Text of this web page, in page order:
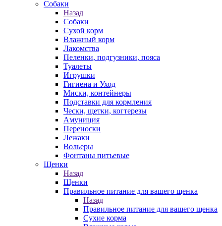
Собаки
Назад
Собаки
Сухой корм
Влажный корм
Лакомства
Пеленки, подгузники, пояса
Туалеты
Игрушки
Гигиена и Уход
Миски, контейнеры
Подставки для кормления
Чески, щетки, когтерезы
Амуниция
Переноски
Лежаки
Вольеры
Фонтаны питьевые
Щенки
Назад
Щенки
Правильное питание для вашего щенка
Назад
Правильное питание для вашего щенка
Сухие корма